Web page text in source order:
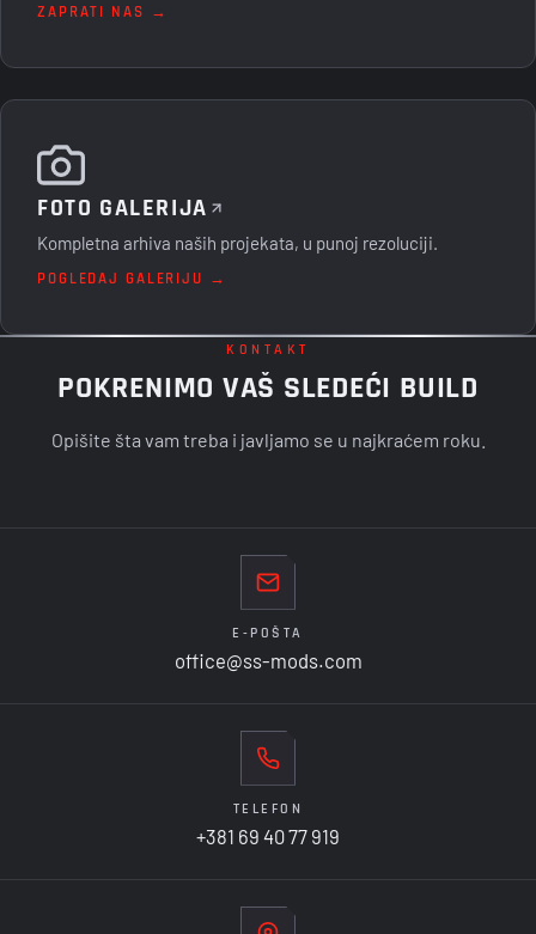
ZAPRATI NAS →
FOTO GALERIJA
Kompletna arhiva naših projekata, u punoj rezoluciji.
POGLEDAJ GALERIJU →
KONTAKT
POKRENIMO VAŠ SLEDEĆI BUILD
Opišite šta vam treba i javljamo se u najkraćem roku.
E-POŠTA
office@ss-mods.com
TELEFON
+381 69 40 77 919